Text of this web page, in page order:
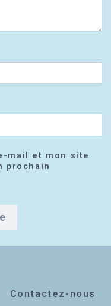
mail et mon site
prochain
Contactez-nous